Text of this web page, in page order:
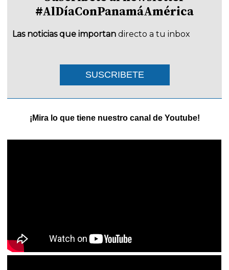
#AlDíaConPanamáAmérica
Las noticias que importan directo a tu inbox
SUSCRIBETE
¡Mira lo que tiene nuestro canal de Youtube!